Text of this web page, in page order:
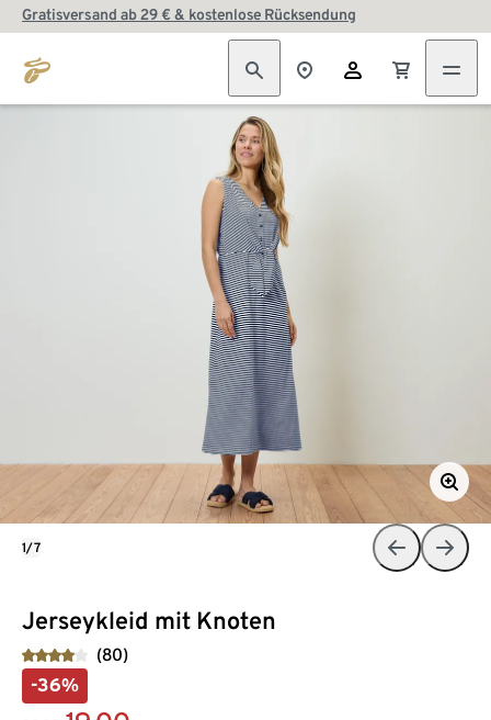
Gratisversand ab 29 € & kostenlose Rücksendung
Jerseykleid mit Knoten
(80)
-36%
1/7